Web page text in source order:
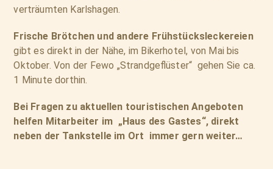
verträumten Karlshagen.
Frische Brötchen und andere Frühstücksleckereien
gibt es direkt in der Nähe, im Bikerhotel, von Mai bis
Oktober. Von der Fewo „Strandgeflüster“ gehen Sie ca.
1 Minute dorthin.
Bei Fragen zu aktuellen touristischen Angeboten
helfen Mitarbeiter im „Haus des Gastes“, direkt
neben der Tankstelle im Ort immer gern weiter…